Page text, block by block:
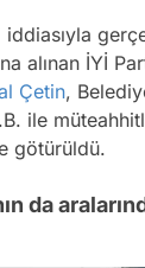
iddiasıyla
alınan İYİ
Çetin,
ile
götürüldü.
da